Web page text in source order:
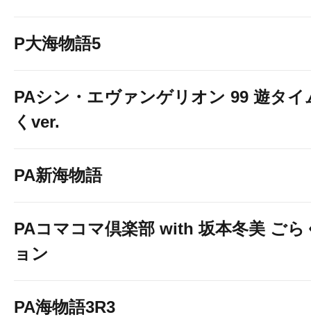
P大海物語5
PAシン・エヴァンゲリオン 99 遊タイ
くver.
PA新海物語
PAコマコマ倶楽部 with 坂本冬美 ごら
ョン
PA海物語3R3